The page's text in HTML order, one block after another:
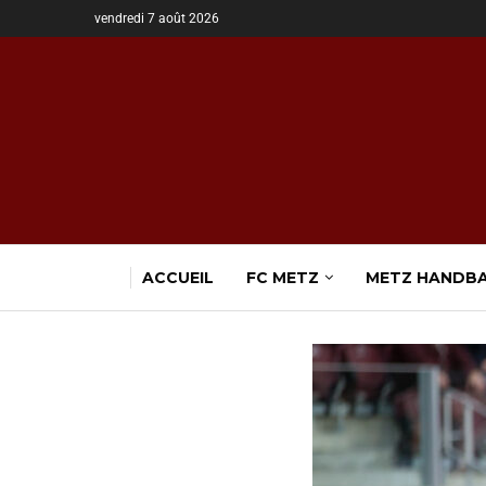
vendredi 7 août 2026
ACCUEIL FC METZ METZ